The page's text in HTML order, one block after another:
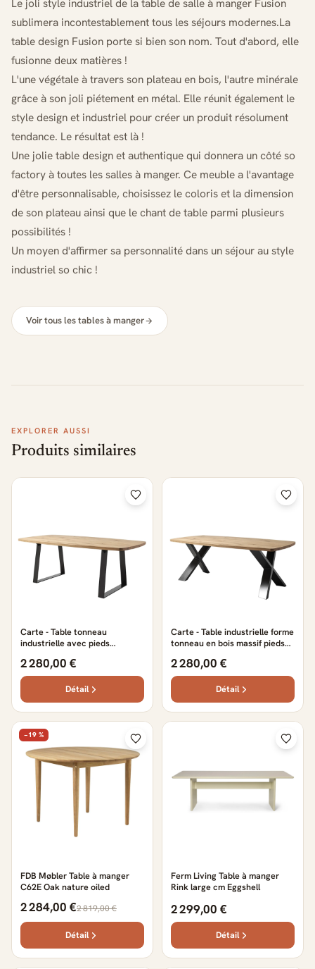
Le joli style industriel de la table de salle à manger Fusion
sublimera incontestablement tous les séjours modernes.La
table design Fusion porte si bien son nom. Tout d'abord, elle
fusionne deux matières !
L'une végétale à travers son plateau en bois, l'autre minérale
grâce à son joli piétement en métal. Elle réunit également le
style design et industriel pour créer un produit résolument
tendance. Le résultat est là !
Une jolie table design et authentique qui donnera un côté so
factory à toutes les salles à manger. Ce meuble a l'avantage
d'être personnalisable, choisissez le coloris et la dimension
de son plateau ainsi que le chant de table parmi plusieurs
possibilités !
Un moyen d'affirmer sa personnalité dans un séjour au style
industriel so chic !
Voir tous les tables à manger
EXPLORER AUSSI
Produits similaires
Carte - Table tonneau
industrielle avec pieds
2 280,00 €
Détail
Carte - Table industrielle forme
tonneau en bois massif pieds
2 280,00 €
Détail
−19 %
FDB Møbler Table à manger
C62E Oak nature oiled
2 284,00 €2 819,00 €
Détail
Ferm Living Table à manger
Rink large cm Eggshell
2 299,00 €
Détail